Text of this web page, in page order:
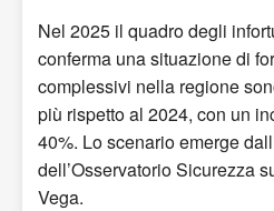
Nel 2025 il quadro degli
conferma una situazione di
complessivi nella regione
più rispetto al 2024, con un
40%. Lo scenario emerge
dell’Osservatorio Sicurezza
Vega.